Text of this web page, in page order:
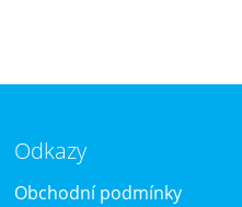
Odkazy
Obchodní podmínky